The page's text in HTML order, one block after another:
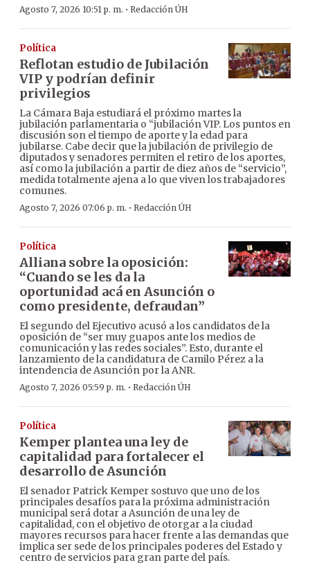
Agosto 7, 2026 10:51 p. m. · Redacción ÚH
Política
Reflotan estudio de Jubilación
VIP y podrían definir
privilegios
La Cámara Baja estudiará el próximo martes la
jubilación parlamentaria o “jubilación VIP. Los puntos en
discusión son el tiempo de aporte y la edad para
jubilarse. Cabe decir que la jubilación de privilegio de
diputados y senadores permiten el retiro de los aportes,
así como la jubilación a partir de diez años de “servicio”,
medida totalmente ajena a lo que viven los trabajadores
comunes.
Agosto 7, 2026 07:06 p. m. · Redacción ÚH
Política
Alliana sobre la oposición:
“Cuando se les da la
oportunidad acá en Asunción o
como presidente, defraudan”
El segundo del Ejecutivo acusó a los candidatos de la
oposición de “ser muy guapos ante los medios de
comunicación y las redes sociales”. Esto, durante el
lanzamiento de la candidatura de Camilo Pérez a la
intendencia de Asunción por la ANR.
Agosto 7, 2026 05:59 p. m. · Redacción ÚH
Política
Kemper plantea una ley de
capitalidad para fortalecer el
desarrollo de Asunción
El senador Patrick Kemper sostuvo que uno de los
principales desafíos para la próxima administración
municipal será dotar a Asunción de una ley de
capitalidad, con el objetivo de otorgar a la ciudad
mayores recursos para hacer frente a las demandas que
implica ser sede de los principales poderes del Estado y
centro de servicios para gran parte del país.